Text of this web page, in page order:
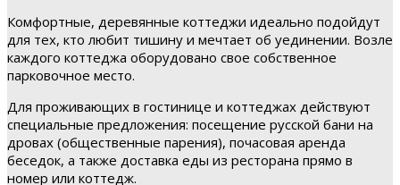
Комфортные, деревянные коттеджи идеально подойдут
для тех, кто любит тишину и мечтает об уединении. Возле
каждого коттеджа оборудовано свое собственное
парковочное место.
Для проживающих в гостинице и коттеджах действуют
специальные предложения: посещение русской бани на
дровах (общественные парения), почасовая аренда
беседок, а также доставка еды из ресторана прямо в
номер или коттедж.